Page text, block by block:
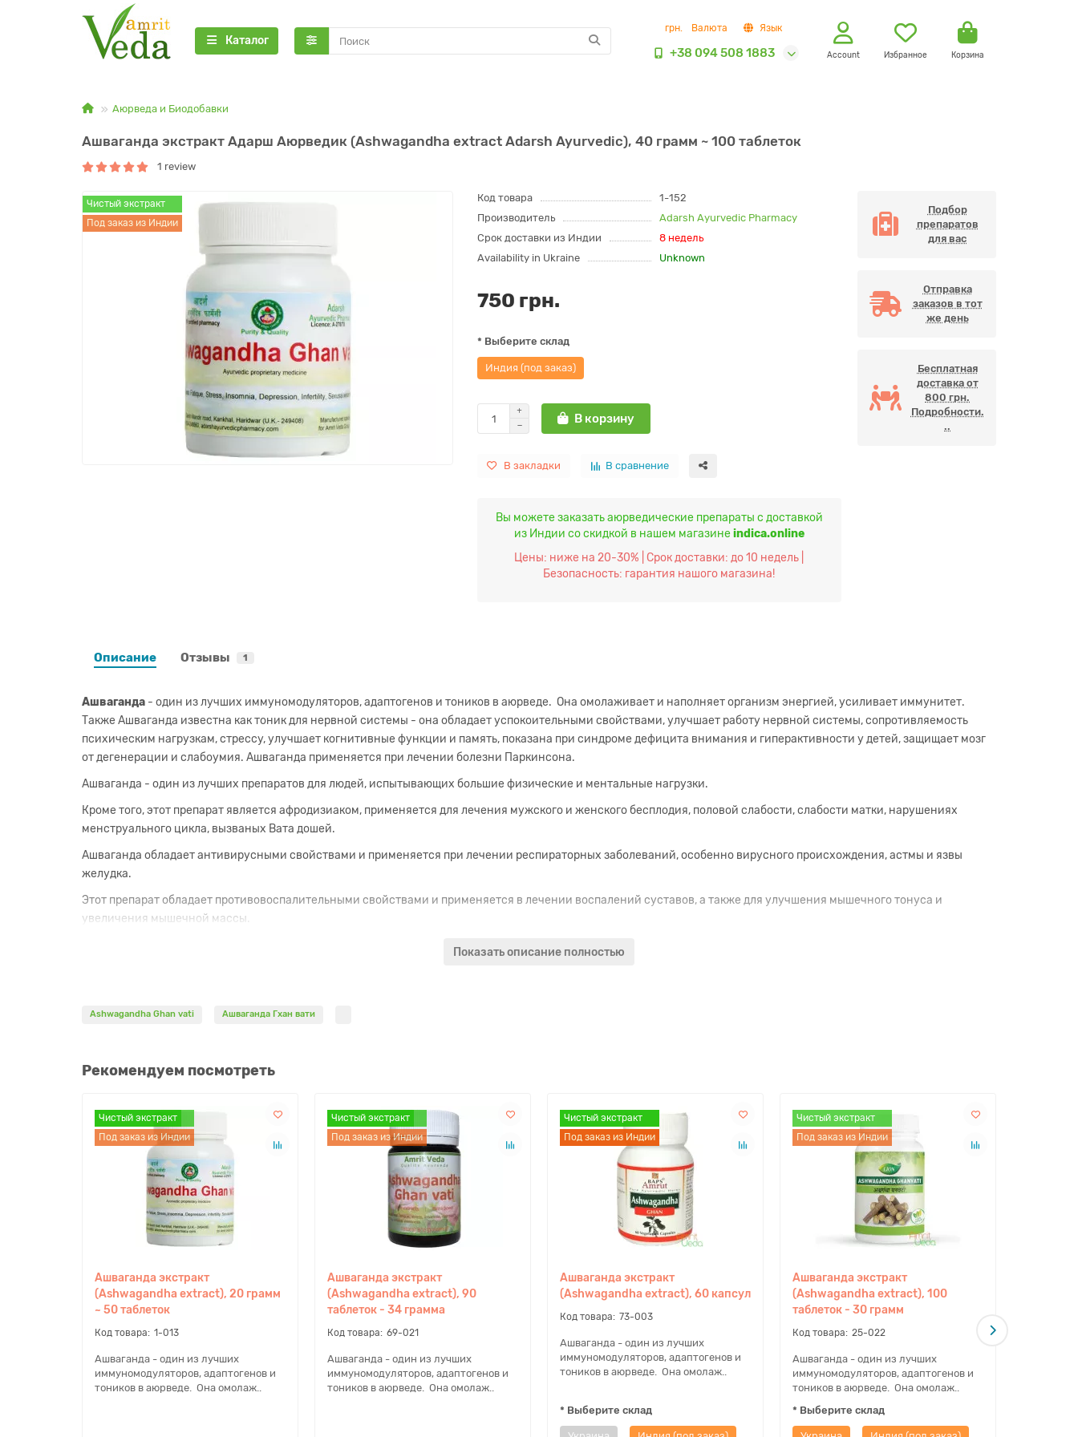
Каталог
грн. Валюта Язык
+38 094 508 1883 Account Избранное Корзина
Аюрведа и Биодобавки
Ашваганда экстракт Адарш Аюрведик (Ashwagandha extract Adarsh Ayurvedic), 40 грамм ~ 100 таблеток
1 review
Чистый экстракт
Под заказ из Индии
Код товара
1-152
Производитель
Adarsh Ayurvedic Pharmacy
Срок доставки из Индии
8 недель
Availability in Ukraine
Unknown
750 грн.
* Выберите склад
Индия (под заказ)
В корзину
В закладки В сравнение
Вы можете заказать аюрведические препараты с доставкой
из Индии со скидкой в нашем магазинеindica.online
Цены: ниже на 20-30% | Срок доставки: до 10 недель |
Безопасность: гарантия нашого магазина!
Подбор
препаратов
для вас
Отправка
заказов в тот
же день
Бесплатная
доставка от
800 грн.
Подробности.
..
Описание Отзывы 1
Ашваганда - один из лучших иммуномодуляторов, адаптогенов и тоников в аюрведе. Она омолаживает и наполняет организм энергией, усиливает иммунитет.
Также Ашваганда известна как тоник для нервной системы - она обладает успокоительными свойствами, улучшает работу нервной системы, сопротивляемость
психическим нагрузкам, стрессу, улучшает когнитивные функции и память, показана при синдроме дефицита внимания и гиперактивности у детей, защищает мозг
от дегенерации и слабоумия. Ашваганда применяется при лечении болезни Паркинсона.
Ашваганда - один из лучших препаратов для людей, испытывающих большие физические и ментальные нагрузки.
Кроме того, этот препарат является афродизиаком, применяется для лечения мужского и женского бесплодия, половой слабости, слабости матки, нарушениях
менструального цикла, вызваных Вата дошей.
Ашваганда обладает антивирусными свойствами и применяется при лечении респираторных заболеваний, особенно вирусного происхождения, астмы и язвы
желудка.
Этот препарат обладает противовоспалительными свойствами и применяется в лечении воспалений суставов, а также для улучшения мышечного тонуса и
увеличения мышечной массы.
Ашваганда является тоником для печени, сердца, снижает артериальное давление, особенно вызванное психическими нагрузками.
Показания:
– СДВГ
– Улучшение когнитивной функции
– Нерегулярный цикл
– Афродизиак
– Тоник для матки
– Невроз, неврастения, истерия
– Адаптоген
– Вирусные заболевания
– Онкологические заболевания
– Мужское бесплодие
– Женское бесплодие
– Нервное истощение
– Подагра
Показать описание полностью
Ashwagandha Ghan vati Ашваганда Гхан вати
Рекомендуем посмотреть
Чистый экстракт
Под заказ из Индии
Чистый экстракт
Ашваганда экстракт
(Ashwagandha extract), 20 грамм
~ 50 таблеток
1-013
Ашваганда - один из лучших
иммуномодуляторов, адаптогенов и
тоников в аюрведе. Она омолаж..
Чистый экстракт
Под заказ из Индии
Чистый экстракт
Ашваганда экстракт
(Ashwagandha extract), 90
таблеток - 34 грамма
69-021
Ашваганда - один из лучших
иммуномодуляторов, адаптогенов и
тоников в аюрведе. Она омолаж..
Чистый экстракт
Под заказ из Индии
Чистый экстракт
Под заказ из Индии
Ашваганда экстракт
(Ashwagandha extract), 60 капсул
73-003
Ашваганда - один из лучших
иммуномодуляторов, адаптогенов и
тоников в аюрведе. Она омолаж..
* Выберите склад
Чистый экстракт
Под заказ из Индии
Ашваганда экстракт
(Ashwagandha extract), 100
таблеток - 30 грамм
25-022
Ашваганда - один из лучших
иммуномодуляторов, адаптогенов и
тоников в аюрведе. Она омолаж..
* Выберите склад